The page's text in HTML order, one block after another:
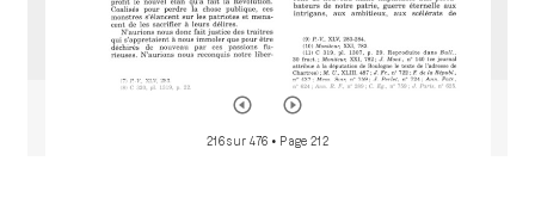
216 sur 476 • Page 212